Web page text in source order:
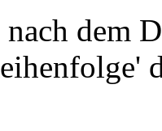
dem